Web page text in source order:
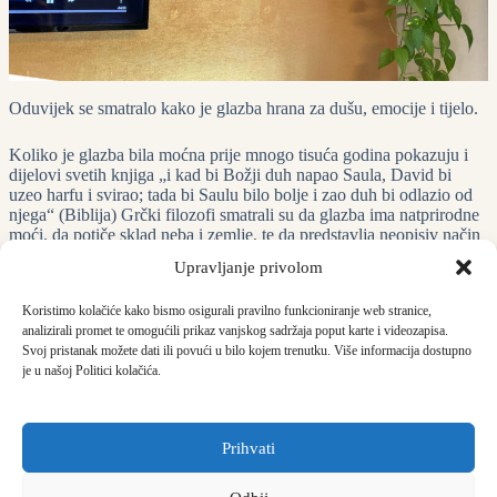
Upravljanje privolom
Koristimo kolačiće kako bismo osigurali pravilno funkcioniranje web stranice,
analizirali promet te omogućili prikaz vanjskog sadržaja poput karte i videozapisa.
Svoj pristanak možete dati ili povući u bilo kojem trenutku. Više informacija dostupno
je u našoj Politici kolačića.
Prihvati
Oduvijek se smatralo kako je glazba hrana za dušu, emocije i tijelo.
Koliko je glazba bila moćna prije mnogo tisuća godina pokazuju i
dijelovi svetih knjiga „i kad bi Božji duh napao Saula, David bi
uzeo harfu i svirao; tada bi Saulu bilo bolje i zao duh bi odlazio od
njega“ (Biblija) Grčki filozofi smatrali su da glazba ima natprirodne
moći, da potiče sklad neba i zemlje, te da predstavlja neopisiv način
slučajevima tjelesnih i duševnih oboljenja. Današnja istraživanja
terapijsku ulogu. Muzikoterapija je usmjerena na razvijanje
potencijala i ponovnog vračanja sposobnosti pojedincima da bi
mogli kvalitetnije živjeti…